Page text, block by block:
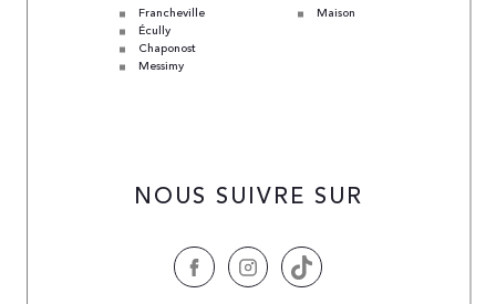
Francheville
Écully
Chaponost
Messimy
Maison
NOUS SUIVRE SUR